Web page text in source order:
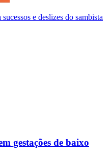
e deslizes do sambista
gestações de baixo